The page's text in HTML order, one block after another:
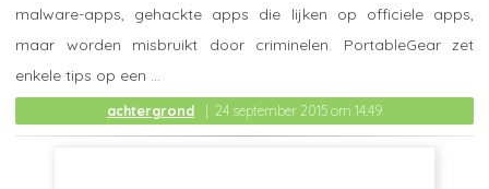
achtergrond 24 september 2015 om 14:49
malware-apps, gehackte apps die lijken op officiele apps,
maar worden misbruikt door criminelen. PortableGear zet
enkele tips op een ...